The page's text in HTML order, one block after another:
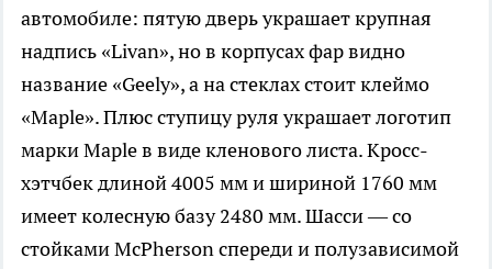
автомобиле: пятую дверь украшает крупная
надпись «Livan», но в корпусах фар видно
название «Geely», а на стеклах стоит клеймо
«Maple». Плюс ступицу руля украшает логотип
марки Maple в виде кленового листа. Кросс-
хэтчбек длиной 4005 мм и шириной 1760 мм
имеет колесную базу 2480 мм. Шасси — со
стойками McPherson спереди и полузависимой